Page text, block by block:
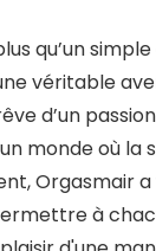
qu’un
véritable
d’un
monde où la
Orgasmair a
à